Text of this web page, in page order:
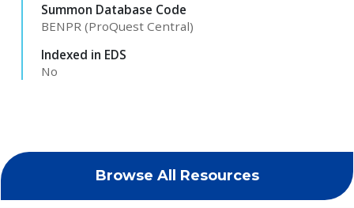
Browse All Resources
Summon Database Code
BENPR (ProQuest Central)
Indexed in EDS
No